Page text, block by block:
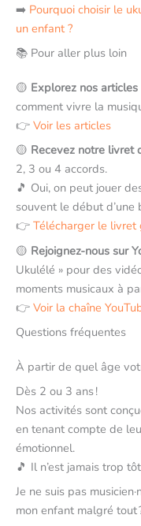
➡️ Pourquoi choisir le
un enfant ?
📚 Pour aller plus loin
🟡 Explorez nos
comment vivre la
👉 Voir les articles
🟡 Recevez notre livret
2, 3 ou 4 accords.
🎵 Oui, on peut jouer
souvent le début d’une
👉 Télécharger le livret
🟡 Rejoignez-nous sur
Ukulélé » pour des
moments musicaux à
👉 Voir la chaîne
Questions fréquentes
À partir de quel âge
Dès 2 ou 3 ans !
Nos activités sont
en tenant compte de
émotionnel.
🎵 Il n’est jamais trop
Je ne suis pas
mon enfant malgré tout